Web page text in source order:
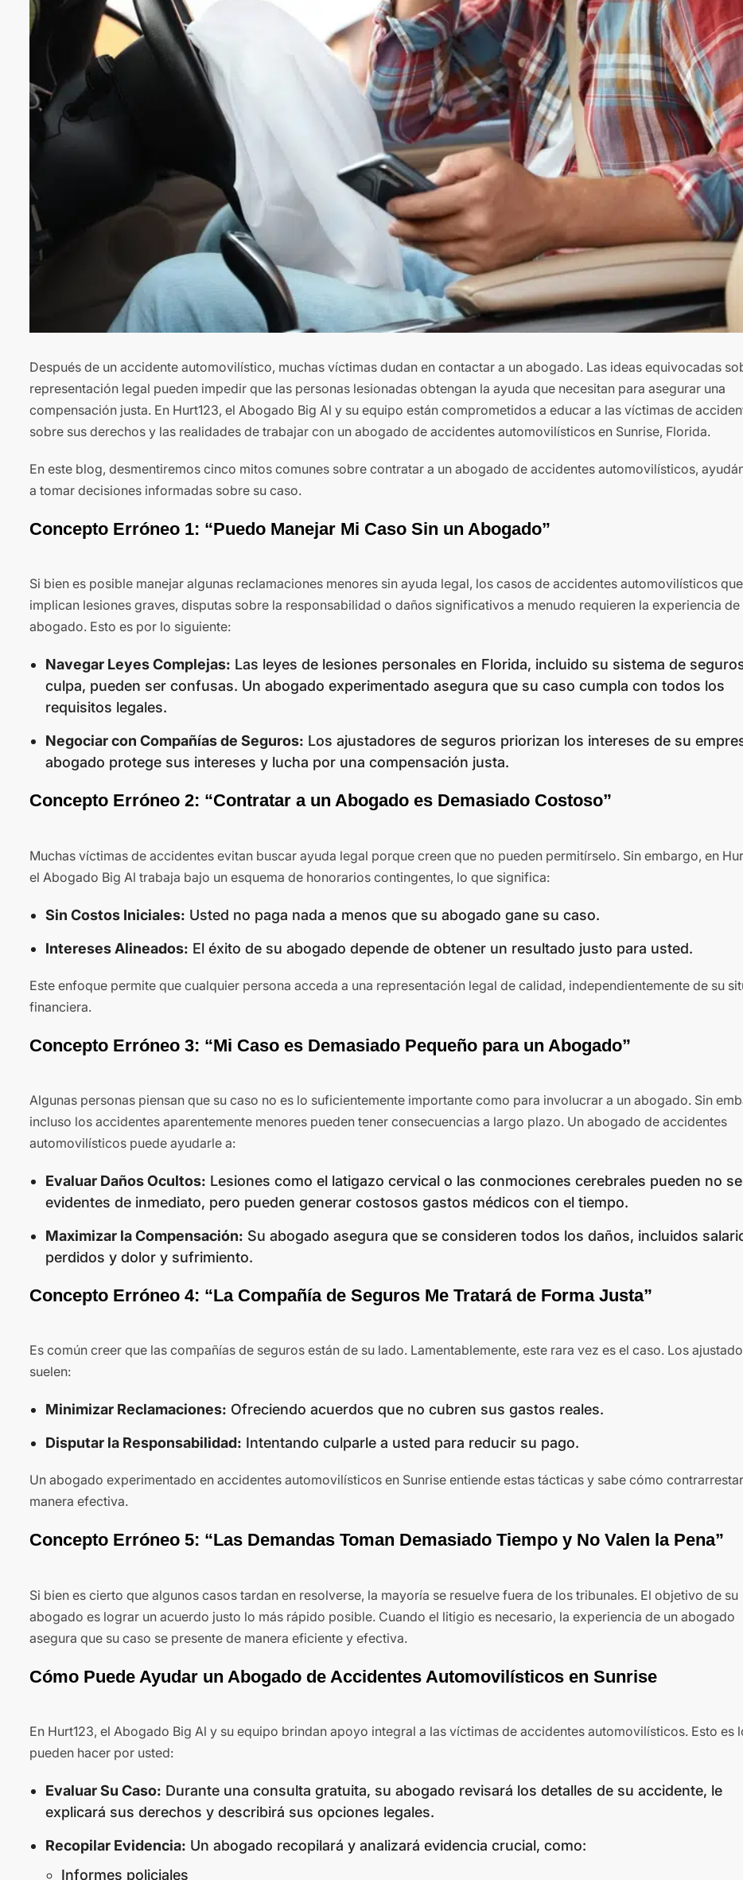
Después de un accidente automovilístico, muchas víctimas dudan en contactar a un abogado. Las ideas equivocadas
representación legal pueden impedir que las personas lesionadas obtengan la ayuda que necesitan para asegurar una
compensación justa. En Hurt123, el Abogado Big Al y su equipo están comprometidos a educar a las víctimas de
sobre sus derechos y las realidades de trabajar con un abogado de accidentes automovilísticos en Sunrise, Florida.
En este blog, desmentiremos cinco mitos comunes sobre contratar a un abogado de accidentes automovilísticos,
a tomar decisiones informadas sobre su caso.
Concepto Erróneo 1: “Puedo Manejar Mi Caso Sin un Abogado”
Si bien es posible manejar algunas reclamaciones menores sin ayuda legal, los casos de accidentes automovilísticos que
implican lesiones graves, disputas sobre la responsabilidad o daños significativos a menudo requieren la experiencia de
abogado. Esto es por lo siguiente:
Navegar Leyes Complejas: Las leyes de lesiones personales en Florida, incluido su sistema de
culpa, pueden ser confusas. Un abogado experimentado asegura que su caso cumpla con todos los
requisitos legales.
Negociar con Compañías de Seguros: Los ajustadores de seguros priorizan los intereses de su
abogado protege sus intereses y lucha por una compensación justa.
Concepto Erróneo 2: “Contratar a un Abogado es Demasiado Costoso”
Muchas víctimas de accidentes evitan buscar ayuda legal porque creen que no pueden permitírselo. Sin embargo, en
el Abogado Big Al trabaja bajo un esquema de honorarios contingentes, lo que significa:
Sin Costos Iniciales: Usted no paga nada a menos que su abogado gane su caso.
Intereses Alineados: El éxito de su abogado depende de obtener un resultado justo para usted.
Este enfoque permite que cualquier persona acceda a una representación legal de calidad, independientemente de su
financiera.
Concepto Erróneo 3: “Mi Caso es Demasiado Pequeño para un Abogado”
Algunas personas piensan que su caso no es lo suficientemente importante como para involucrar a un abogado. Sin
incluso los accidentes aparentemente menores pueden tener consecuencias a largo plazo. Un abogado de accidentes
automovilísticos puede ayudarle a:
Evaluar Daños Ocultos: Lesiones como el latigazo cervical o las conmociones cerebrales pueden no
evidentes de inmediato, pero pueden generar costosos gastos médicos con el tiempo.
Maximizar la Compensación: Su abogado asegura que se consideren todos los daños, incluidos
perdidos y dolor y sufrimiento.
Concepto Erróneo 4: “La Compañía de Seguros Me Tratará de Forma Justa”
Es común creer que las compañías de seguros están de su lado. Lamentablemente, este rara vez es el caso. Los
suelen:
Minimizar Reclamaciones: Ofreciendo acuerdos que no cubren sus gastos reales.
Disputar la Responsabilidad: Intentando culparle a usted para reducir su pago.
Un abogado experimentado en accidentes automovilísticos en Sunrise entiende estas tácticas y sabe cómo
manera efectiva.
Concepto Erróneo 5: “Las Demandas Toman Demasiado Tiempo y No Valen la Pena”
Si bien es cierto que algunos casos tardan en resolverse, la mayoría se resuelve fuera de los tribunales. El objetivo de su
abogado es lograr un acuerdo justo lo más rápido posible. Cuando el litigio es necesario, la experiencia de un abogado
asegura que su caso se presente de manera eficiente y efectiva.
Cómo Puede Ayudar un Abogado de Accidentes Automovilísticos en Sunrise
En Hurt123, el Abogado Big Al y su equipo brindan apoyo integral a las víctimas de accidentes automovilísticos. Esto es
pueden hacer por usted:
Evaluar Su Caso: Durante una consulta gratuita, su abogado revisará los detalles de su accidente, le
explicará sus derechos y describirá sus opciones legales.
Recopilar Evidencia: Un abogado recopilará y analizará evidencia crucial, como:
Informes policiales